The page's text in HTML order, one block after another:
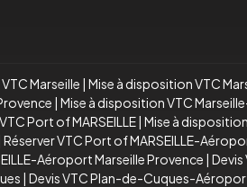
Marseille | Mise à disposition VTC
| Mise à disposition VTC
Port of MARSEILLE| Mise à
Réserver VTC Port of MARSEILLE-
Aéroport Marseille Provence |
| Devis VTC Plan-de-Cuques-